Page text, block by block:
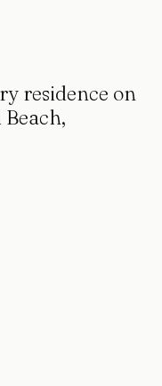
residence on